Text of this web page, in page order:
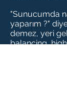
"Sunucumda
yaparım ?"
demez, yeri
balancing,